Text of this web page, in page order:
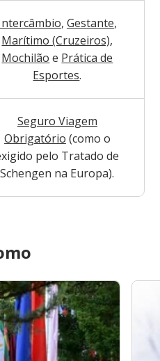
, Gestante,
Marítimo (Cruzeiros),
Mochilão e Prática de
Esportes.
Seguro Viagem
Obrigatório (como o
pelo Tratado de
Schengen na Europa).